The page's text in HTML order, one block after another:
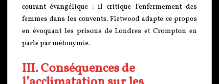
courant évangélique : il critique l’enfermement des
femmes dans les couvents. Fletwood adapte ce propos
en évoquant les prisons de Londres et Crompton en
parle par métonymie.
III. Conséquences de